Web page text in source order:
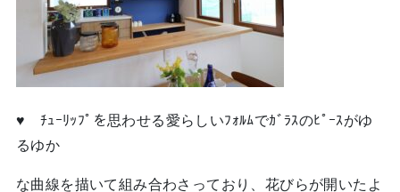
♥ ﾁｭｰﾘｯﾌﾟを思わせる愛らしいﾌｫﾙﾑでｶﾞﾗｽのﾋﾟｰｽがゆ
るゆか
な曲線を描いて組み合わさっており、花びらが開いたよ